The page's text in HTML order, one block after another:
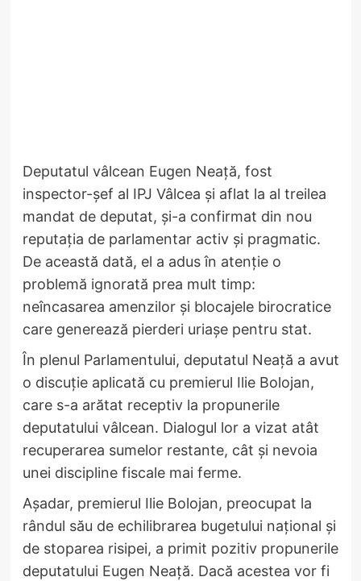
Deputatul vâlcean Eugen Neață, fost
inspector-șef al IPJ Vâlcea și aflat la al treilea
mandat de deputat, și-a confirmat din nou
reputația de parlamentar activ și pragmatic.
De această dată, el a adus în atenție o
problemă ignorată prea mult timp:
neîncasarea amenzilor și blocajele birocratice
care generează pierderi uriașe pentru stat.
În plenul Parlamentului, deputatul Neață a avut
o discuție aplicată cu premierul Ilie Bolojan,
care s-a arătat receptiv la propunerile
deputatului vâlcean. Dialogul lor a vizat atât
recuperarea sumelor restante, cât și nevoia
unei discipline fiscale mai ferme.
Așadar, premierul Ilie Bolojan, preocupat la
rândul său de echilibrarea bugetului național și
de stoparea risipei, a primit pozitiv propunerile
deputatului Eugen Neață. Dacă acestea vor fi